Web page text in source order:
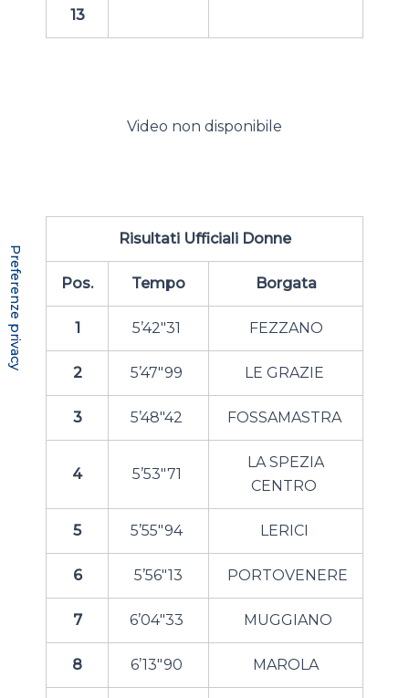
13
Video non disponibile
Risultati Ufficiali Donne
Pos. Tempo Borgata
1 5’42″31 FEZZANO
2 5’47″99 LE GRAZIE
3 5’48″42 FOSSAMASTRA
4 5’53″71
LA SPEZIA
CENTRO
5 5’55″94 LERICI
6 5’56″13 PORTOVENERE
7 6’04″33 MUGGIANO
8 6’13″90 MAROLA